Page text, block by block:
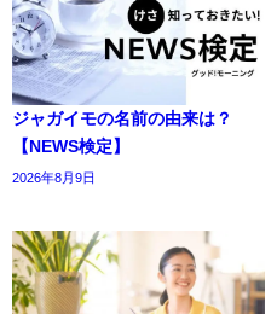
ジャガイモの名前の由来は？
【NEWS検定】
2026年8月9日